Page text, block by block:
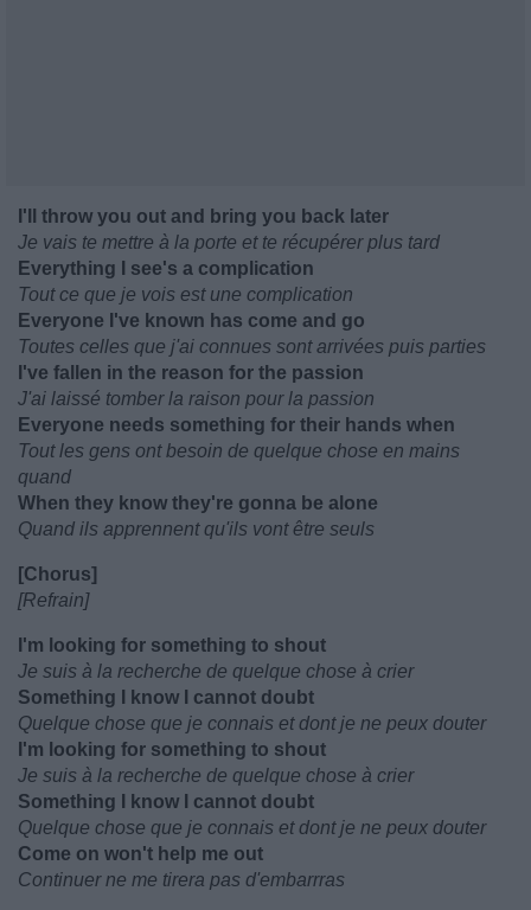
I'll throw you out and bring you back later
Je vais te mettre à la porte et te récupérer plus tard
Everything I see's a complication
Tout ce que je vois est une complication
Everyone I've known has come and go
Toutes celles que j'ai connues sont arrivées puis parties
I've fallen in the reason for the passion
J'ai laissé tomber la raison pour la passion
Everyone needs something for their hands when
Tout les gens ont besoin de quelque chose en mains
quand
When they know they're gonna be alone
Quand ils apprennent qu'ils vont être seuls
[Chorus]
[Refrain]
I'm looking for something to shout
Je suis à la recherche de quelque chose à crier
Something I know I cannot doubt
Quelque chose que je connais et dont je ne peux douter
I'm looking for something to shout
Je suis à la recherche de quelque chose à crier
Something I know I cannot doubt
Quelque chose que je connais et dont je ne peux douter
Come on won't help me out
Continuer ne me tirera pas d'embarrras